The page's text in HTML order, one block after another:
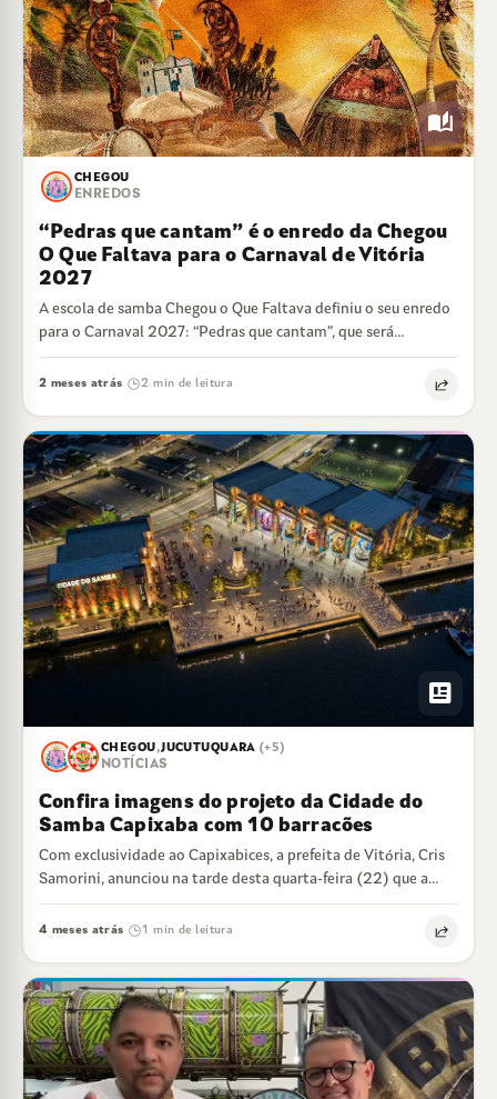
auto_stories
CHEGOU
ENREDOS
“Pedras que cantam” é o enredo da Chegou
O Que Faltava para o Carnaval de Vitória
2027
A escola de samba Chegou o Que Faltava definiu o seu enredo
para o Carnaval 2027: “Pedras que cantam”, que será
desenvolvido…
2 meses atrás 2 min de leitura
newsmode
CHEGOU,JUCUTUQUARA (+5)
NOTÍCIAS
Confira imagens do projeto da Cidade do
Samba Capixaba com 10 barracões
Com exclusividade ao Capixabices, a prefeita de Vitória, Cris
Samorini, anunciou na tarde desta quarta-feira (22) que a
Cidade do Samba Capixaba…
4 meses atrás 1 min de leitura